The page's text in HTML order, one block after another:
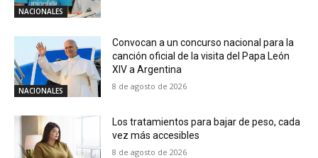
NACIONALES
NACIONALES
Convocan a un concurso nacional para la
canción oficial de la visita del Papa León
XIV a Argentina
8 de agosto de 2026
Los tratamientos para bajar de peso, cada
vez más accesibles
8 de agosto de 2026